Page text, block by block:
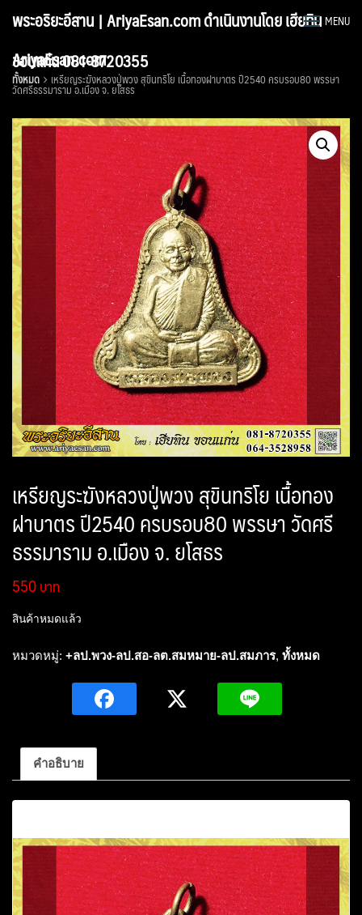
พระอริยะอีสาน | AriyaEsan.com ดำเนินงานโดย เฮียทิน
ขอนแก่น 081-8720355
MENU
AriyaEsan.com
ทั้งหมด เหรียญระฆังหลวงปู่พวง สุขินทริโย เนื้อทองฝาบาตร ปี2540 ครบรอบ80 พรรษา
วัดศรีธรรมาราม อ.เมือง จ. ยโสธร
เหรียญระฆังหลวงปู่พวง สุขินทริโย เนื้อทอง
ฝาบาตร ปี2540 ครบรอบ80 พรรษา วัดศรี
ธรรมาราม อ.เมือง จ. ยโสธร
550
สินค้าหมดแล้ว
หมวดหมู่: +ลป.พวง-ลป.สอ-ลต.สมหมาย-ลป.สมภาร, ทั้งหมด
คำอธิบาย